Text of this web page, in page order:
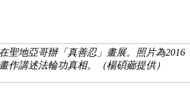
聖地亞哥辦「真善忍」畫展。照片為2016
作講述法輪功真相。（楊碩薌提供）